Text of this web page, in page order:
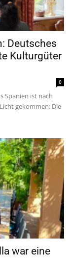
Deutsches
Kulturgüter
0
Spanien ist nach
gekommen: Die
war eine